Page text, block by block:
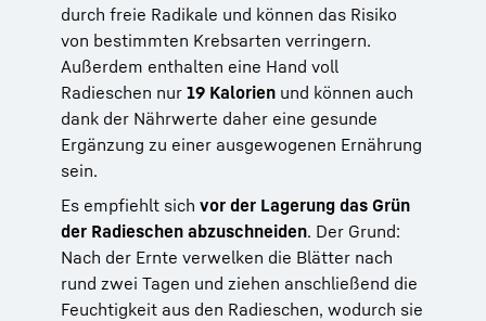
durch freie Radikale und können das Risiko
von bestimmten Krebsarten verringern.
Außerdem enthalten eine Hand voll
Radieschen nur 19 Kalorien und können auch
dank der Nährwerte daher eine gesunde
Ergänzung zu einer ausgewogenen Ernährung
sein.
Es empfiehlt sich vor der Lagerung das Grün
der Radieschen abzuschneiden. Der Grund:
Nach der Ernte verwelken die Blätter nach
rund zwei Tagen und ziehen anschließend die
Feuchtigkeit aus den Radieschen, wodurch sie